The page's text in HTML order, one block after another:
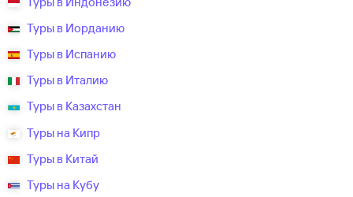
Туры в Иорданию
Туры в Испанию
Туры в Италию
Туры в Казахстан
Туры на Кипр
Туры в Китай
Туры на Кубу